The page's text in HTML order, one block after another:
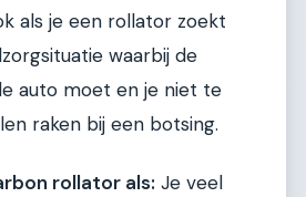
als je een rollator zoekt
waarbij de
auto moet en je niet te
raken bij een botsing.
rollator als: Je veel